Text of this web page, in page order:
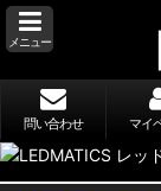
メニュー
問い合わせ マイ